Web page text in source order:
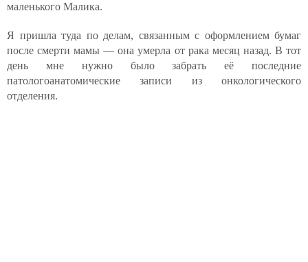
маленького Малика.
Я пришла туда по делам, связанным с оформлением бумаг
после смерти мамы — она умерла от рака месяц назад. В тот
день мне нужно было забрать её последние
патологоанатомические записи из онкологического
отделения.